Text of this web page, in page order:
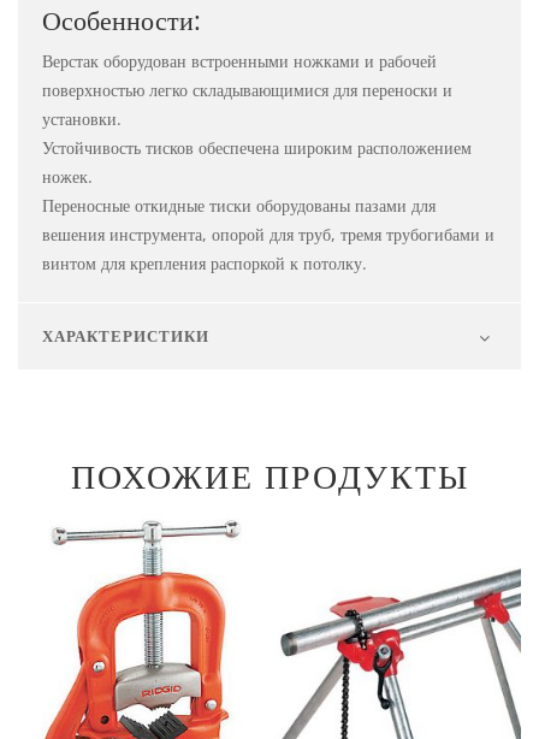
Особенности:
Верстак оборудован встроенными ножками и рабочей
поверхностью легко складывающимися для переноски и
установки.
Устойчивость тисков обеспечена широким расположением
ножек.
Переносные откидные тиски оборудованы пазами для
вешения инструмента, опорой для труб, тремя трубогибами и
винтом для крепления распоркой к потолку.
ХАРАКТЕРИСТИКИ
ПОХОЖИЕ ПРОДУКТЫ